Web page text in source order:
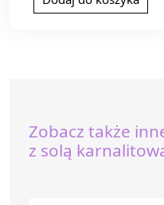
Zobacz także
z solą